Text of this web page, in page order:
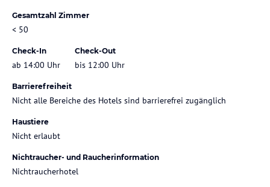
Gesamtzahl Zimmer
< 50
Check-In
ab 14:00 Uhr
Check-Out
bis 12:00 Uhr
Barrierefreiheit
Nicht alle Bereiche des Hotels sind barrierefrei zugänglich
Haustiere
Nicht erlaubt
Nichtraucher- und Raucherinformation
Nichtraucherhotel